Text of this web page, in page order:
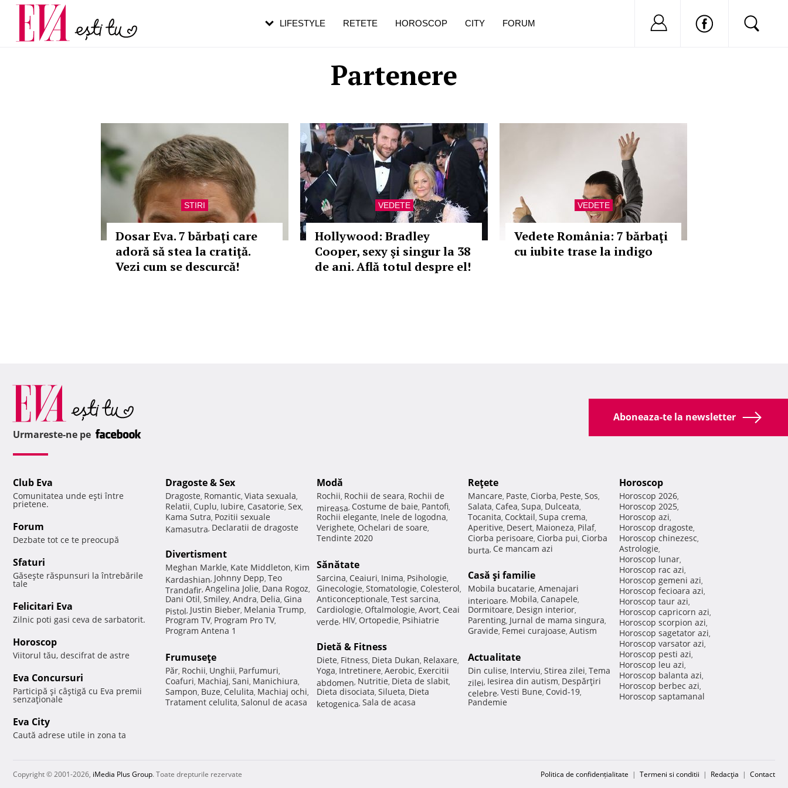
Partenere
STIRI
Dosar Eva. 7 bărbaţi care
adoră să stea la cratiţă.
Vezi cum se descurcă!
VEDETE
Hollywood: Bradley
Cooper, sexy şi singur la 38
de ani. Află totul despre el!
VEDETE
Vedete România: 7 bărbaţi
cu iubite trase la indigo
LIFESTYLE RETETE HOROSCOP CITY FORUM Nu ai cont?
Carieră
Actualitate
pe măsură ce înaintezi în vârstă
de dureroasă este investigația
Aboneaza-te la newsletter
Urmareste-ne pe
Club Eva
Comunitatea unde eşti între
prietene.
Forum
Dezbate tot ce te preocupă
Sfaturi
Găseşte răspunsuri la întrebările
tale
Felicitari Eva
Zilnic poti gasi ceva de sarbatorit.
Horoscop
Viitorul tău, descifrat de astre
Eva Concursuri
Participă şi câştigă cu Eva premii
senzaţionale
Eva City
Caută adrese utile in zona ta
Dragoste & Sex
Dragoste, Romantic, Viata sexuala,
Relatii, Cuplu, Iubire, Casatorie, Sex,
Kama Sutra, Pozitii sexuale
Kamasutra, Declaratii de dragoste
Divertisment
Meghan Markle, Kate Middleton, Kim
Kardashian, Johnny Depp, Teo
Trandafir, Angelina Jolie, Dana Rogoz,
Dani Otil, Smiley, Andra, Delia, Gina
Pistol, Justin Bieber, Melania Trump,
Program TV, Program Pro TV,
Program Antena 1
Frumuseţe
Păr, Rochii, Unghii, Parfumuri,
Coafuri, Machiaj, Sani, Manichiura,
Sampon, Buze, Celulita, Machiaj ochi,
Tratament celulita, Salonul de acasa
Modă
Rochii, Rochii de seara, Rochii de
mireasa, Costume de baie, Pantofi,
Rochii elegante, Inele de logodna,
Verighete, Ochelari de soare,
Tendinte 2020
Sănătate
Sarcina, Ceaiuri, Inima, Psihologie,
Ginecologie, Stomatologie, Colesterol,
Anticonceptionale, Test sarcina,
Cardiologie, Oftalmologie, Avort, Ceai
verde, HIV, Ortopedie, Psihiatrie
Dietă & Fitness
Diete, Fitness, Dieta Dukan, Relaxare,
Yoga, Intretinere, Aerobic, Exercitii
abdomen, Nutritie, Dieta de slabit,
Dieta disociata, Silueta, Dieta
ketogenica, Sala de acasa
Reţete
Mancare, Paste, Ciorba, Peste, Sos,
Salata, Cafea, Supa, Dulceata,
Tocanita, Cocktail, Supa crema,
Aperitive, Desert, Maioneza, Pilaf,
Ciorba perisoare, Ciorba pui, Ciorba
burta, Ce mancam azi
Casă şi familie
Mobila bucatarie, Amenajari
interioare, Mobila, Canapele,
Dormitoare, Design interior,
Parenting, Jurnal de mama singura,
Gravide, Femei curajoase, Autism
Actualitate
Din culise, Interviu, Stirea zilei, Tema
zilei, Iesirea din autism, Despărţiri
celebre, Vesti Bune, Covid-19,
Pandemie
Horoscop
Horoscop 2026,
Horoscop 2025,
Horoscop azi,
Horoscop dragoste,
Horoscop chinezesc,
Astrologie,
Horoscop lunar,
Horoscop rac azi,
Horoscop gemeni azi,
Horoscop fecioara azi,
Horoscop taur azi,
Horoscop capricorn azi,
Horoscop scorpion azi,
Horoscop sagetator azi,
Horoscop varsator azi,
Horoscop pesti azi,
Horoscop leu azi,
Horoscop balanta azi,
Horoscop berbec azi,
Horoscop saptamanal
Copyright © 2001-2026, iMedia Plus Group. Toate drepturile rezervate Politica de confidențialitate | Termeni si conditii | Redacţia | Contact